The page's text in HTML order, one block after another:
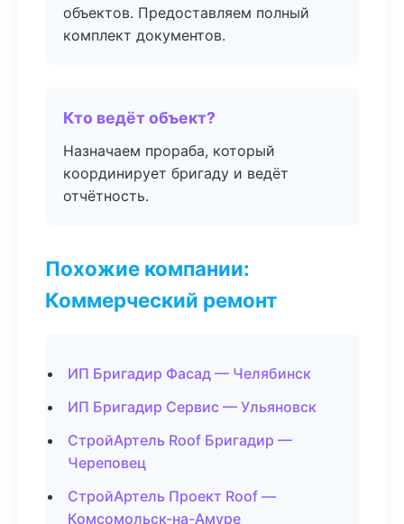
объектов. Предоставляем полный
комплект документов.
Кто ведёт объект?
Назначаем прораба, который
координирует бригаду и ведёт
отчётность.
Похожие компании:
Коммерческий ремонт
ИП Бригадир Фасад — Челябинск
ИП Бригадир Сервис — Ульяновск
СтройАртель Roof Бригадир —
Череповец
СтройАртель Проект Roof —
Комсомольск-на-Амуре